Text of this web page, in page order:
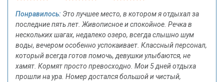
Понравилось: Это лучшее место, в котором я отдыхал за
последние пять лет. Живописное и спокойное. Речка в
нескольких шагах, недалеко озеро, всегда слышно шум
воды, вечером особенно успокаивает. Классный персонал,
который всегда готов помочь, девушки улыбаются, не
хамят. Кормят просто превосходно. Мои 5 дней отдыха
прошли на ура. Номер достался большой и чистый,